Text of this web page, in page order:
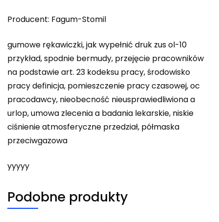
Producent: Fagum-Stomil
gumowe rękawiczki, jak wypełnić druk zus ol-10
przykład, spodnie bermudy, przejęcie pracowników
na podstawie art. 23 kodeksu pracy, środowisko
pracy definicja, pomieszczenie pracy czasowej, oc
pracodawcy, nieobecność nieusprawiedliwiona a
urlop, umowa zlecenia a badania lekarskie, niskie
ciśnienie atmosferyczne przedział, półmaska
przeciwgazowa
yyyyy
Podobne produkty